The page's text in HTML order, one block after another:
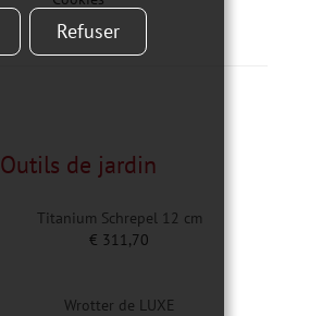
Outils de jardin
Titanium Schrepel 12 cm
€ 311,70
Wrotter de LUXE
Refuser